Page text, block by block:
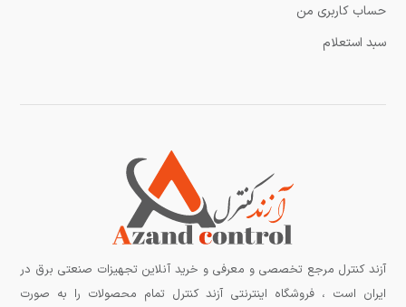
حساب کاربری من
سبد استعلام
آزند کنترل مرجع تخصصی و معرفی و خرید آنلاین تجهیزات صنعتی برق در
ایران است ، فروشگاه اینترنتی آزند کنترل تمام محصولات را به صورت